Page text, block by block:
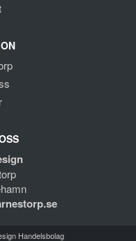
Handelsbolag